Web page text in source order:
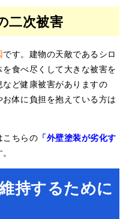
二次被害
です。建物の天敵であるシロ
食べ尽くして大きな被害を
ど健康被害がありますの
体に負担を抱えている方は
こちらの 「外壁塗装が劣化す
持するために